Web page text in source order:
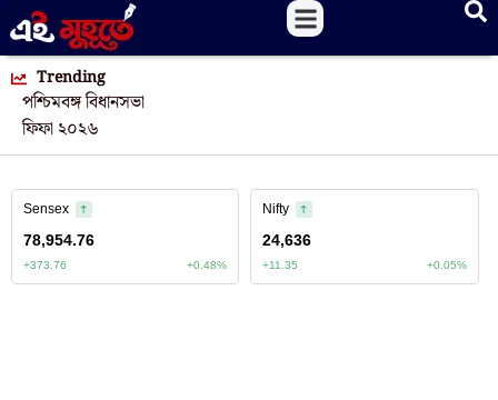
Trending
পশ্চিমবঙ্গ বিধানসভা
ফিফা ২০২৬